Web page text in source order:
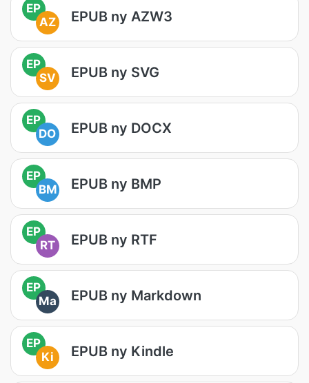
EP
AZ
EPUB ny AZW3
EP
SV
EPUB ny SVG
EP
DO
EPUB ny DOCX
EP
BM
EPUB ny BMP
EP
RT
EPUB ny RTF
EP
Ma
EPUB ny Markdown
EP
Ki
EPUB ny Kindle